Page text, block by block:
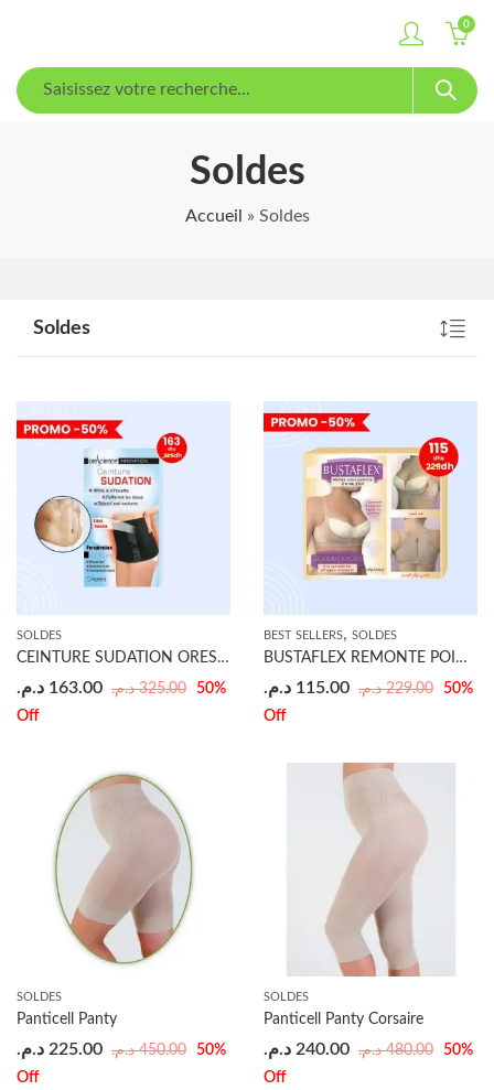
0
Soldes
Accueil » Soldes
Soldes
SOLDES
CEINTURE SUDATION ORESCIENCE
325.00 د.م. 163.00 د.م. 50%
Off
BEST SELLERS, SOLDES
BUSTAFLEX REMONTE POINTRINE
229.00 د.م. 115.00 د.م. 50%
Off
SOLDES
Panticell Panty
450.00 د.م. 225.00 د.م. 50%
Off
SOLDES
Panticell Panty Corsaire
480.00 د.م. 240.00 د.م. 50%
Off